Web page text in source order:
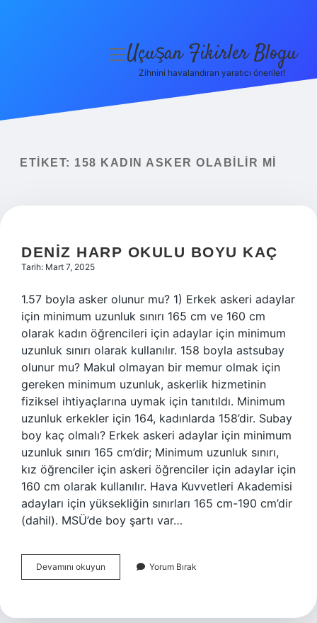
Yasal Uyarı
menüyü
Uçuşan Fikirler Blogu
Zihnini havalandıran yaratıcı öneriler!
ETIKET: 158 KADIN ASKER OLABILIR MI
DENIZ HARP OKULU BOYU KAÇ
Tarih: Mart 7, 2025
1.57 boyla asker olunur mu? 1) Erkek askeri adaylar
için minimum uzunluk sınırı 165 cm ve 160 cm
olarak kadın öğrencileri için adaylar için minimum
uzunluk sınırı olarak kullanılır. 158 boyla astsubay
olunur mu? Makul olmayan bir memur olmak için
gereken minimum uzunluk, askerlik hizmetinin
fiziksel ihtiyaçlarına uymak için tanıtıldı. Minimum
uzunluk erkekler için 164, kadınlarda 158’dir. Subay
boy kaç olmalı? Erkek askeri adaylar için minimum
uzunluk sınırı 165 cm’dir; Minimum uzunluk sınırı,
kız öğrenciler için askeri öğrenciler için adaylar için
160 cm olarak kullanılır. Hava Kuvvetleri Akademisi
adayları için yüksekliğin sınırları 165 cm-190 cm’dir
(dahil). MSÜ’de boy şartı var…
Devamını okuyun
Harp
Kaç
Yorum Bırak